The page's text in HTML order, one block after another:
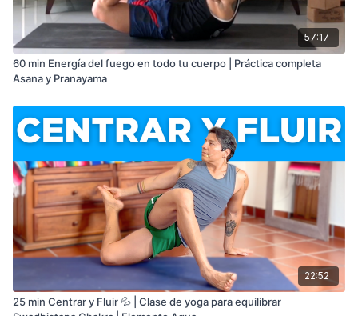
57:17
60 min Energía del fuego en todo tu cuerpo | Práctica completa
Asana y Pranayama
22:52
25 min Centrar y Fluir 💦 | Clase de yoga para equilibrar